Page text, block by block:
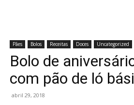
Pães Bolos Receitas Doces Uncategorized
Bolo de
com pão de ló
abril 29, 2018